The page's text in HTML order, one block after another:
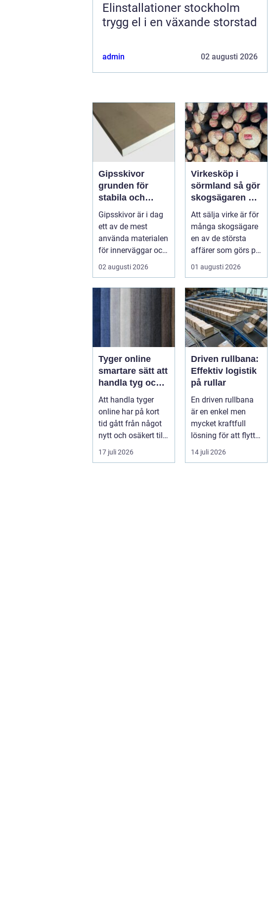
Elinstallationer stockholm
trygg el i en växande storstad
admin 02 augusti 2026
Gipsskivor
grunden för
stabila och
flexibla
innerväggar
Gipsskivor är i dag
ett av de mest
använda materialen
för innerväggar och
tak i både bostäder
och of...
02 augusti 2026
Virkesköp i
sörmland så gör
skogsägaren en
trygg och
lönsam affär
Att sälja virke är för
många skogsägare
en av de största
affärer som görs på
fastigheten.
Samtidigt ...
01 augusti 2026
Tyger online
smartare sätt att
handla tyg och
hemtextil
Att handla tyger
online har på kort
tid gått från något
nytt och osäkert till
en självklar del av
må...
17 juli 2026
Driven rullbana:
Effektiv logistik
på rullar
En driven rullbana
är en enkel men
mycket kraftfull
lösning för att flytta
gods p&ari...
14 juli 2026